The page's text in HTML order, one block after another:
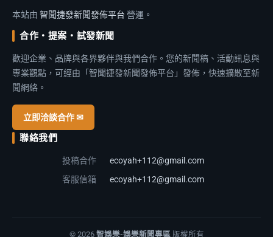
本站由 智聞捷發新聞發佈平台 營運。
合作・提案・試發新聞
歡迎企業、品牌與各界夥伴與我們合作。您的新聞稿、活動訊息與
專業觀點，可經由「智聞捷發新聞發佈平台」發佈，快速擴散至新
聞網絡。
立即洽談合作 ✉
聯絡我們
投稿合作
ecoyah+112@gmail.com
客服信箱
ecoyah+112@gmail.com
© 2026 智娛樂-娛樂新聞專區版權所有